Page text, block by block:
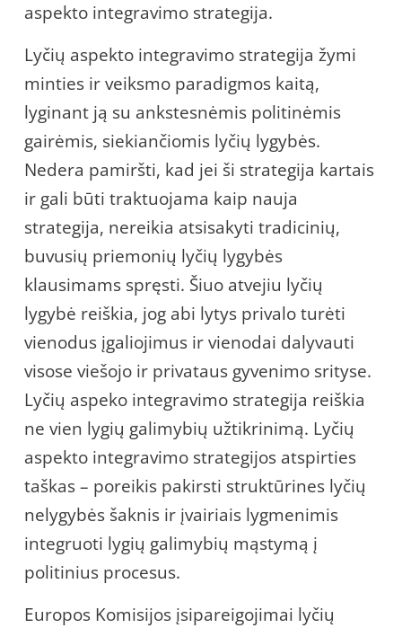
aspekto integravimo strategija.
Lyčių aspekto integravimo strategija žymi
minties ir veiksmo paradigmos kaitą,
lyginant ją su ankstesnėmis politinėmis
gairėmis, siekiančiomis lyčių lygybės.
Nedera pamiršti, kad jei ši strategija kartais
ir gali būti traktuojama kaip nauja
strategija, nereikia atsisakyti tradicinių,
buvusių priemonių lyčių lygybės
klausimams spręsti. Šiuo atvejiu lyčių
lygybė reiškia, jog abi lytys privalo turėti
vienodus įgaliojimus ir vienodai dalyvauti
visose viešojo ir privataus gyvenimo srityse.
Lyčių aspeko integravimo strategija reiškia
ne vien lygių galimybių užtikrinimą. Lyčių
aspekto integravimo strategijos atspirties
taškas – poreikis pakirsti struktūrines lyčių
nelygybės šaknis ir įvairiais lygmenimis
integruoti lygių galimybių mąstymą į
politinius procesus.
Europos Komisijos įsipareigojimai lyčių